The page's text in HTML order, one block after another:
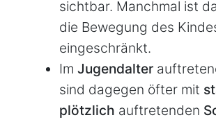
sichtbar. Manchmal ist
die Bewegung des
eingeschränkt.
Im Jugendalter
sind dagegen öfter mit
plötzlich auftretenden